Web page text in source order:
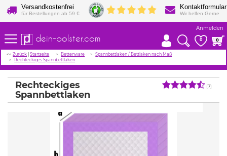
Versandkostenfrei
für Bestellungen ab 59 €
Kontaktformular
Wir helfen Gerne
dein-polster.com
Anmelden
0 0
<<Zurück |Startseite Bettenware
Spannbettlaken / Bettlaken nach Maß
Rechteckiges Spannbettlaken
Rechteckiges
Spannbettlaken
(7)